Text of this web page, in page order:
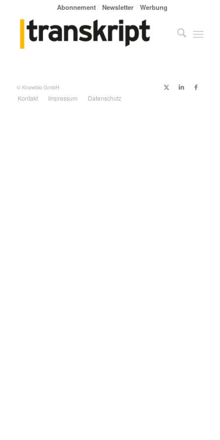
Abonnement Newsletter Werbung
© Knowbio GmbH
Kontakt Impressum Datenschutz